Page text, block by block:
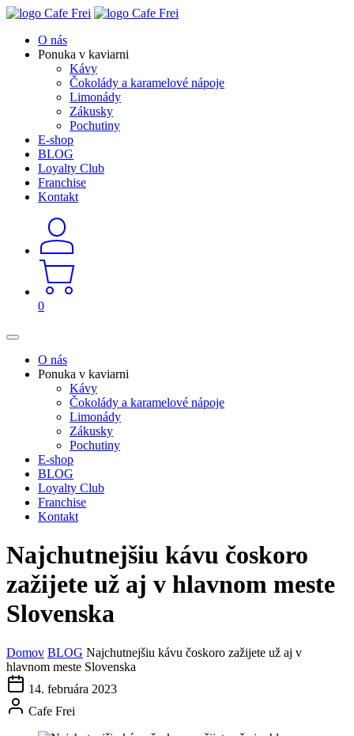
O nás
Ponuka v kaviarni
Kávy
Čokolády a karamelové nápoje
Limonády
Zákusky
Pochutiny
E-shop
BLOG
Loyalty Club
Franchise
Kontakt
0
O nás
Ponuka v kaviarni
Kávy
Čokolády a karamelové nápoje
Limonády
Zákusky
Pochutiny
E-shop
BLOG
Loyalty Club
Franchise
Kontakt
Najchutnejšiu kávu čoskoro
zažijete už aj v hlavnom meste
Slovenska
Domov BLOG Najchutnejšiu kávu čoskoro zažijete už aj v
hlavnom meste Slovenska
14. februára 2023
Cafe Frei